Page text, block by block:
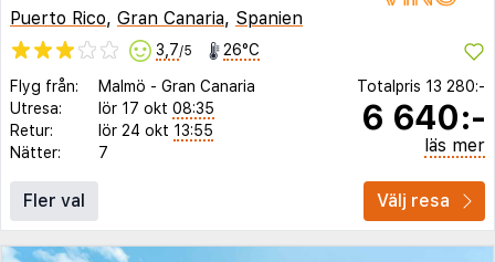
Puerto Rico, Gran Canaria, Spanien
3,7/5 26°C
Flyg från: Malmö - Gran Canaria
Utresa:
lör 17 okt 08:35
Retur:
lör 24 okt 13:55
Nätter:
7
Totalpris 13 280:-
6 640:-
läs mer
Fler val Välj resa